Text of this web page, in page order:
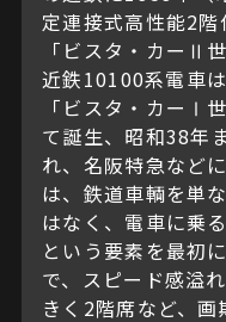
定連接式高性能2
「ビスタ・カーⅡ世
近鉄10100系電車
「ビスタ・カーⅠ
て誕生、昭和38年
れ、名阪特急など
は、鉄道車輌を単
はなく、電車に乗
という要素を最初
で、スピード感溢
きく2階席など、